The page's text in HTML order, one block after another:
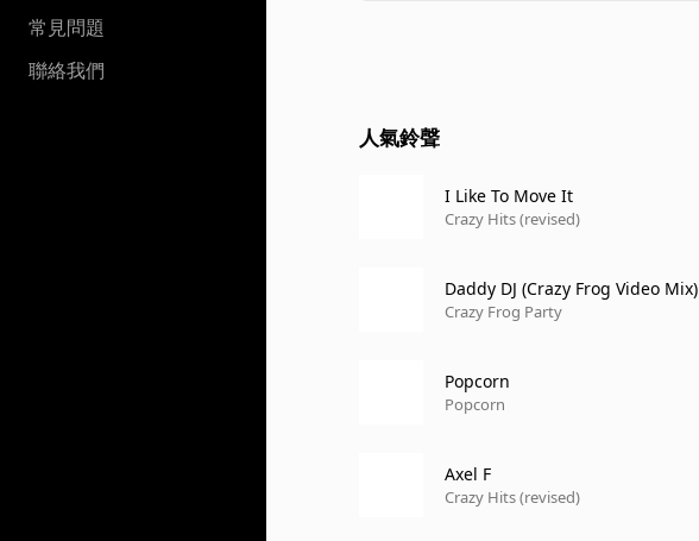
常見問題
聯絡我們
人氣鈴聲
I Like To Move It
Crazy Hits (revised)
Daddy DJ (Crazy Frog Video Mix)
Crazy Frog Party
Popcorn
Popcorn
Axel F
Crazy Hits (revised)